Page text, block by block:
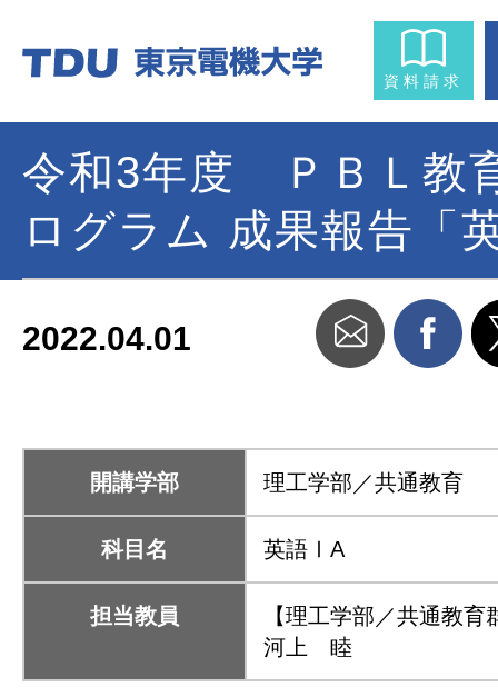
資料請求
令和3年度 ＰＢＬ教
ログラム 成果報告「
2022.04.01
開講学部 理工学部／共通教育
科目名 英語ⅠA
担当教員
【理工学部／共通教育
河上 睦